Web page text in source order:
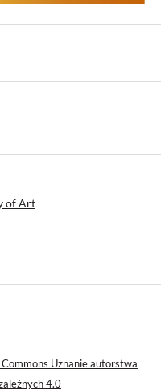
of Art
Uznanie autorstwa
4.0